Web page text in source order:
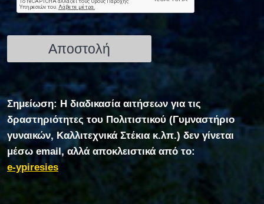
Σημείωση: Η διαδικασία αιτήσεων για τις
δραστηριότητες του Πολιτιστικού (Γυμναστήριο
γυναικών, Καλλιτεχνικά Στέκια κ.λπ.) δεν γίνεται
μέσω email, αλλά αποκλειστικά από το:
e-ypiresies